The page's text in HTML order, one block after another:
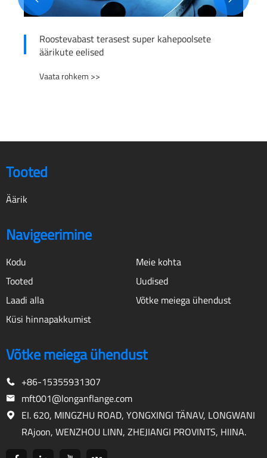
Roostevabast terasest super kahepoolsete
äärikute eelised
Vaata rohkem >>
Tooted
Äärik
Navigeerimine
Kodu
Meie kohta
Tooted
Uudised
Laadi alla
Võtke meiega ühendust
Küsi hinnapakkumist
Võtke meiega ühendust
+86-15355931307
mft001@longanflange.com
EI. 620, MINGZHU ROAD, YONGXINGI TÄNAV, LONGWANI
RAjoon, WENZHOU LINN, ZHEJIANGI PROVINTS, HIINA.